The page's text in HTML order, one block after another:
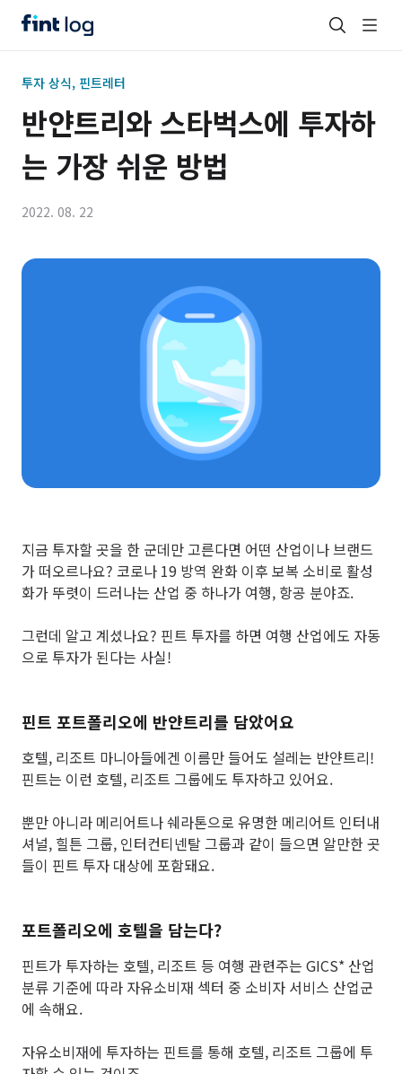
투자 상식, 핀트레터
반얀트리와 스타벅스에 투자하
는 가장 쉬운 방법
2022. 08. 22
지금 투자할 곳을 한 군데만 고른다면 어떤 산업이나 브랜드
가 떠오르나요? 코로나 19 방역 완화 이후 보복 소비로 활성
화가 뚜렷이 드러나는 산업 중 하나가 여행, 항공 분야죠.
그런데 알고 계셨나요? 핀트 투자를 하면 여행 산업에도 자동
으로 투자가 된다는 사실!
핀트 포트폴리오에 반얀트리를 담았어요
호텔, 리조트 마니아들에겐 이름만 들어도 설레는 반얀트리!
핀트는 이런 호텔, 리조트 그룹에도 투자하고 있어요.
뿐만 아니라 메리어트나 쉐라톤으로 유명한 메리어트 인터내
셔널, 힐튼 그룹, 인터컨티넨탈 그룹과 같이 들으면 알만한 곳
들이 핀트 투자 대상에 포함돼요.
포트폴리오에 호텔을 담는다?
핀트가 투자하는 호텔, 리조트 등 여행 관련주는 GICS* 산업
분류 기준에 따라 자유소비재 섹터 중 소비자 서비스 산업군
에 속해요.
자유소비재에 투자하는 핀트를 통해 호텔, 리조트 그룹에 투